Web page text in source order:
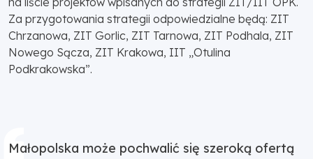
Za przygotowania strategii odpowiedzialne będą: ZIT
Chrzanowa, ZIT Gorlic, ZIT Tarnowa, ZIT Podhala, ZIT
Nowego Sącza, ZIT Krakowa, IIT „Otulina
Podkrakowska”.
Małopolska może pochwalić się szeroką ofertą